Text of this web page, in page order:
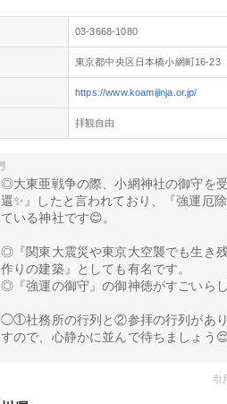
03-3668-1080
東京都中央区日本橋小網町16-23
https://www.koamijinja.or.jp/
拝観自由
◎大東亜戦争の際、小網神社の御守を
還✨』したと言われており、『強運厄
ている神社です😊。
◎『関東大震災や東京大空襲でも生き
作りの建築』としても有名です。
◎『強運の御守』の御神徳がすごいらし
◯①社務所の行列と②参拝の行列があり
すので、心静かに並んで待ちましょう
引